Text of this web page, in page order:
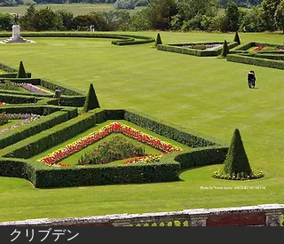
クリブデン